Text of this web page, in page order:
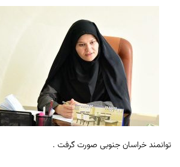
توانمند خراسان جنوبی صورت گرفت .